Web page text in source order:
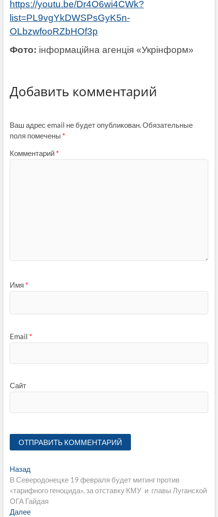
https://youtu.be/Dr4O6wi4CWk?
list=PL9vgYkDWSPsGyK5n-
OLbzwfooRZbHOf3p
Фото: інформаційна агенція «Укрінформ»
Добавить комментарий
Ваш адрес email не будет опубликован.Обязательные
поля помечены *
Комментарий *
Имя *
Email *
Сайт
Навигация
по
записям
НазадПредыдущая
запись:
В Северодонецке 19 февраля будет митинг против
«тарифного геноцида», за отставку КМУ и главы Луганской
ОГА Гайдая
ДалееСледующая